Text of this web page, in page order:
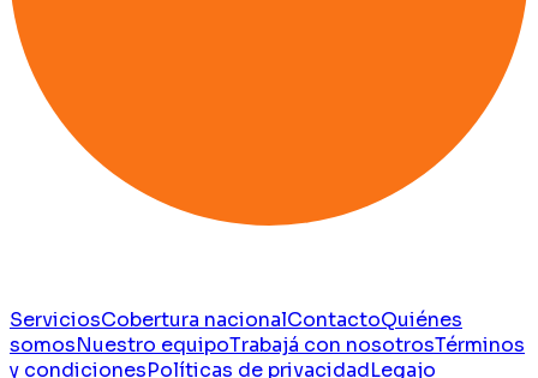
ServiciosCobertura nacionalContactoQuiénes
somosNuestro equipoTrabajá con nosotrosTérminos
y condicionesPolíticas de privacidadLegajo